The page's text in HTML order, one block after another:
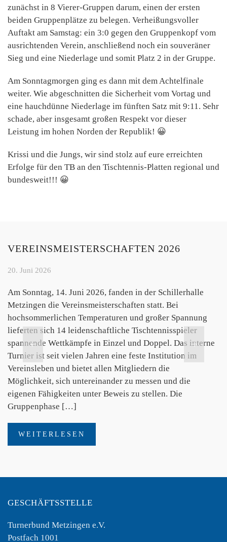
zunächst in 8 Vierer-Gruppen darum, einen der ersten
beiden Gruppenplätze zu belegen. Verheißungsvoller
Auftakt am Samstag: ein 3:0 gegen den Gruppenkopf vom
ausrichtenden Verein, anschließend noch ein souveräner
Sieg und eine Niederlage und somit Platz 2 in der Gruppe.
Am Sonntagmorgen ging es dann mit dem Achtelfinale
weiter. Wie abgeschnitten die Sicherheit vom Vortag und
eine hauchdünne Niederlage im fünften Satz mit 9:11. Sehr
schade, aber insgesamt großen Respekt vor dieser
Leistung im hohen Norden der Republik! 😀
Krissi und die Jungs, wir sind stolz auf eure erreichten
Erfolge für den TB an den Tischtennis-Platten regional und
bundesweit!!! 😀
VEREINSMEISTERSCHAFTEN 2026
20. Juni 2026
Am Sonntag, 14. Juni 2026, fanden in der Schillerhalle
Metzingen die Vereinsmeisterschaften statt. Bei
hochsommerlichen Temperaturen und großer Spannung
lieferten sich 14 leidenschaftliche Tischtennisspieler
spannende Wettkämpfe in Einzel und Doppel. Das interne
Turnier ist seit vielen Jahren eine feste Institution im
Vereinsleben und bietet allen Mitgliedern die
Möglichkeit, sich untereinander zu messen und die
eigenen Fähigkeiten unter Beweis zu stellen. Die
Gruppenphase […]
WEITERLESEN
GESCHÄFTSSTELLE
Turnerbund Metzingen e.V.
Postfach 1001